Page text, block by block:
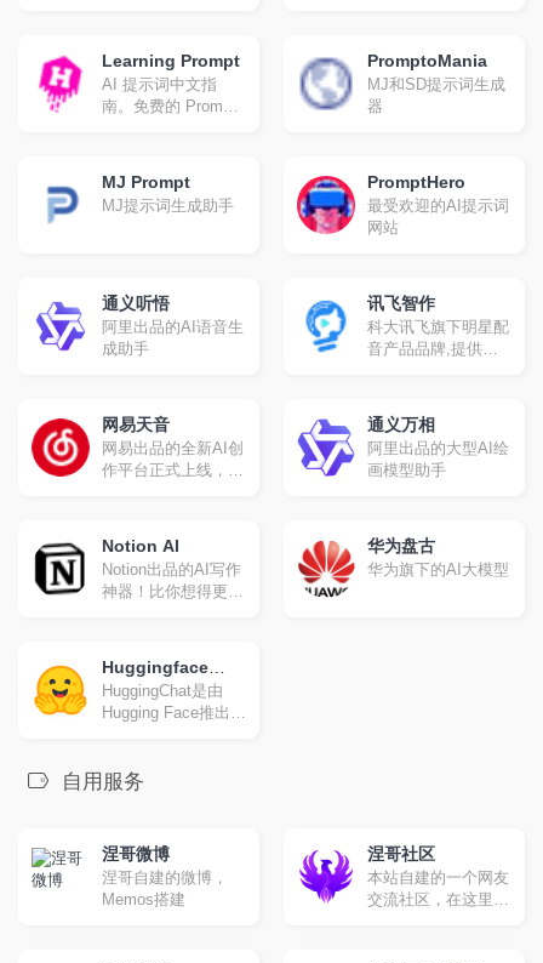
Learning Prompt
AI 提示词中文指
南。免费的 Prompt
和 Midjourney 教程
PromptoMania
MJ和SD提示词生成
器
MJ Prompt
MJ提示词生成助手
PromptHero
最受欢迎的AI提示词
网站
通义听悟
阿里出品的AI语音生
成助手
讯飞智作
科大讯飞旗下明星配
音产品品牌,提供合
配音、AI虚拟主播等
一站式配音服务。
网易天音
网易出品的全新AI创
作平台正式上线，海
乐天赋！
通义万相
阿里出品的大型AI绘
画模型助手
Notion AI
Notion出品的AI写作
神器！比你想得更
华为盘古
华为旗下的AI大模型
Huggingface
Chat
HuggingChat是由
Hugging Face推出的
一种全新的交互体
Open Assistant模型
开发，并且是一个免
费、开源且实验性的
项目。
自用服务
涅哥微博
涅哥自建的微博，
Memos搭建
涅哥社区
本站自建的一个网友
交流社区，在这里你